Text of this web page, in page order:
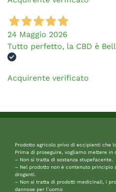
24 Maggio 2026
Tutto perfetto, la CBD è
Acquirente verificato
Prodotto agricolo privo di eccipienti che
Prima di proseguire, vogliamo mettere in
– Non si tratta di sostanza stupefacente.
– Nel prodotto non è contenuto principio
droganti.
– Non si tratta di prodotti medicinali, i
dannose per l’uomo